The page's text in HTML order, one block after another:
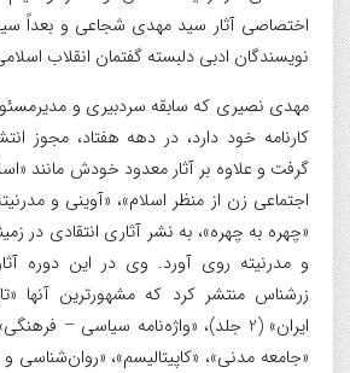
اختصاصی آثار سید مهدی شجاعی و بعداً
نویسندگان ادبی دلبسته گفتمان انقلاب
مهدی نصیری که سابقه سردبیری و
کارنامه خود دارد، در دهه هفتاد، مجوز
گرفت و علاوه بر آثار معدود خودش مانند
اجتماعی زن از منظر اسلام»، «آوینی و
«چهره به چهره»، به نشر آثاری انتقادی در
و مدرنیته روی آورد. وی در این دوره
زرشناس منتشر کرد که مشهورترین آنها
ایران» (2 جلد)، «واژه‌نامه سیاسی –
«جامعه مدنی»، «کاپیتالیسم»،